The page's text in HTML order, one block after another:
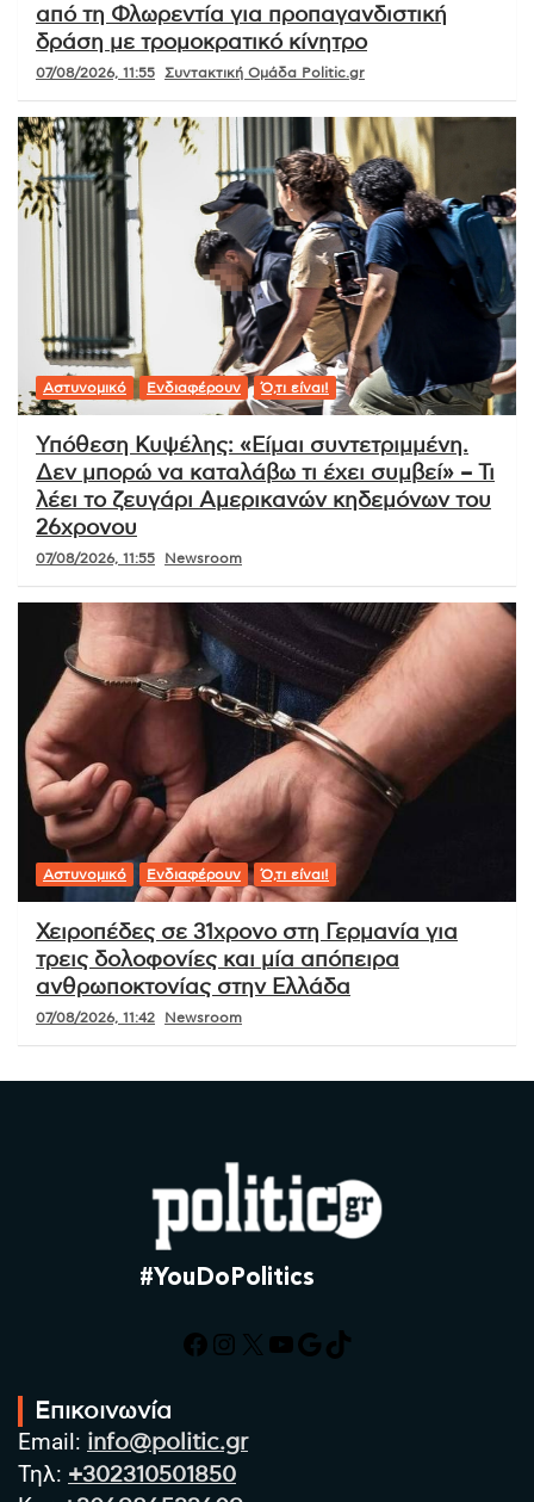
από τη Φλωρεντία για προπαγανδιστική
δράση με τρομοκρατικό κίνητρο
07/08/2026, 11:55 Συντακτική Ομάδα Politic.gr
Αστυνομικό Ενδιαφέρουν Ό,τι είναι!
Υπόθεση Κυψέλης: «Είμαι συντετριμμένη.
Δεν μπορώ να καταλάβω τι έχει συμβεί» – Τι
λέει το ζευγάρι Αμερικανών κηδεμόνων του
26χρονου
07/08/2026, 11:55 Newsroom
Αστυνομικό Ενδιαφέρουν Ό,τι είναι!
Χειροπέδες σε 31χρονο στη Γερμανία για
τρεις δολοφονίες και μία απόπειρα
ανθρωποκτονίας στην Ελλάδα
07/08/2026, 11:42 Newsroom
#YouDoPolitics
Facebook
Instagram
X YouTube
Google
TikTok
Επικοινωνία
Email: info@politic.gr
Τηλ: +302310501850